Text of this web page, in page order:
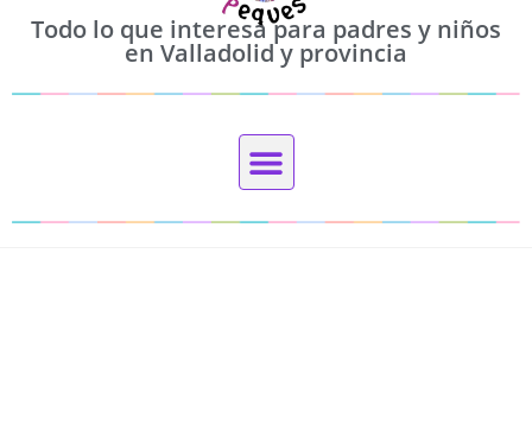
Todo lo que interesa para padres y niños
en Valladolid y provincia